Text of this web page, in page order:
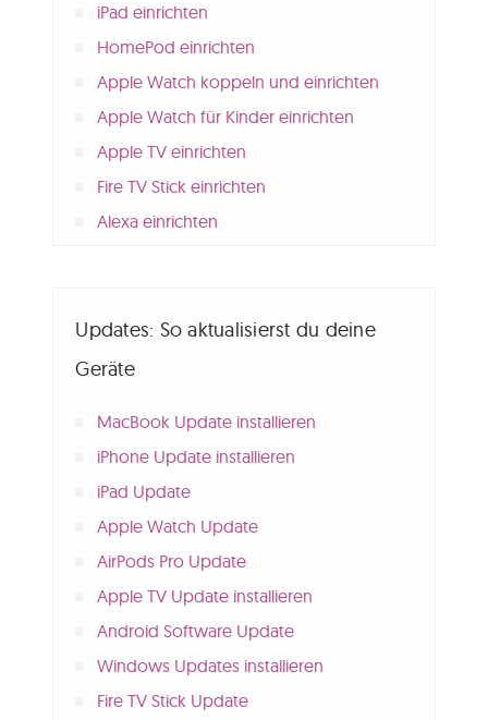
iPad einrichten
HomePod einrichten
Apple Watch koppeln und einrichten
Apple Watch für Kinder einrichten
Apple TV einrichten
Fire TV Stick einrichten
Alexa einrichten
Updates: So aktualisierst du deine
Geräte
MacBook Update installieren
iPhone Update installieren
iPad Update
Apple Watch Update
AirPods Pro Update
Apple TV Update installieren
Android Software Update
Windows Updates installieren
Fire TV Stick Update